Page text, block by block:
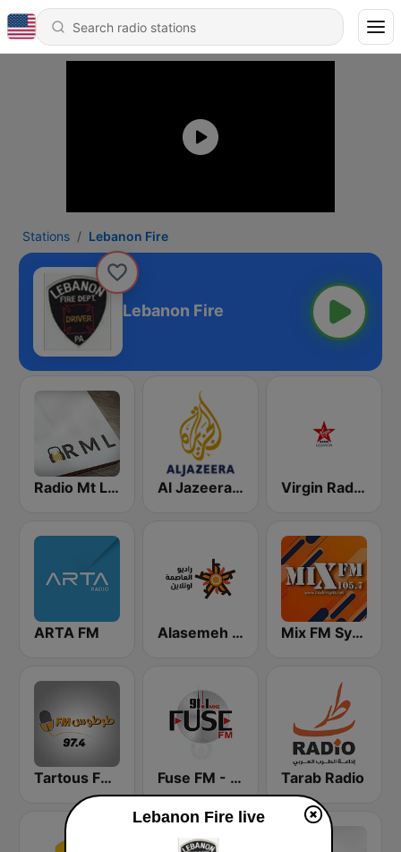
Stations Lebanon Fire
Lebanon Fire
Radio Mt Lebanon Al Jazeera Arabic (قناة الجزيرة) Virgin Radio Lebanon
ARTA FM Alasemeh Radio - راديو العاصمة Mix FM Syria - ميكس إف إم
Tartous FM طرطوس اف ام Fuse FM - فيوز اف ام Tarab Radio
Lebanon Fire live